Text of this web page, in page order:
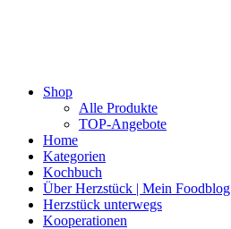
Shop
Alle Produkte
TOP-Angebote
Home
Kategorien
Kochbuch
Über Herzstück | Mein Foodblog
Herzstück unterwegs
Kooperationen